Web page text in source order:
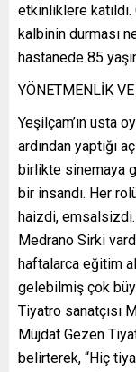
etkinliklere
kalbinin durması
hastanede 85
YÖNETMENLİK
Yeşilçam’ın usta
ardından yaptığı
birlikte sinemaya
bir insandı. Her
haizdi,
Medrano Sirki
haftalarca eğitim
gelebilmiş çok
Tiyatro sanatçısı
Müjdat Gezen
belirterek, “Hiç